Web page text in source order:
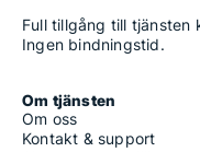
Full tillgång till tjänsten
Ingen bindningstid.
Om tjänsten
Om oss
Kontakt & support